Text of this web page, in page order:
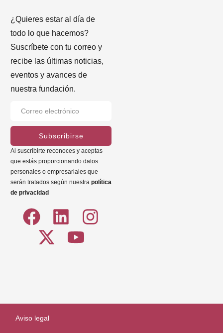
¿Quieres estar al día de
todo lo que hacemos?
Suscríbete con tu correo y
recibe las últimas noticias,
eventos y avances de
nuestra fundación.
Subscribirse
Al suscribirte reconoces y aceptas
que estás proporcionando datos
personales o empresariales que
serán tratados según nuestra política
de privacidad
Aviso legal